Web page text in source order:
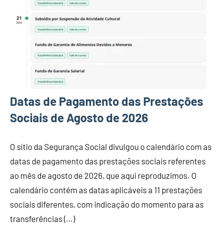
Datas de Pagamento das Prestações
Sociais de Agosto de 2026
O sítio da Segurança Social divulgou o calendário com as
datas de pagamento das prestações sociais referentes
ao mês de agosto de 2026, que aqui reproduzimos. O
calendário contém as datas aplicáveis a 11 prestações
sociais diferentes, com indicação do momento para as
transferências (…)